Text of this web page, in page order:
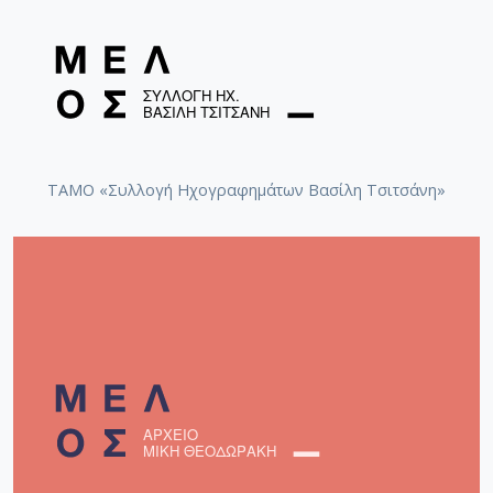
ΤΑΜΟ «Συλλογή Ηχογραφημάτων Βασίλη Τσιτσάνη»